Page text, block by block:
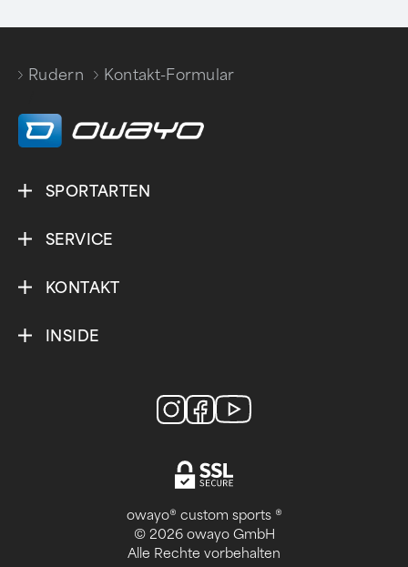
Rudern
Kontakt-Formular
SPORTARTEN
SERVICE
KONTAKT
INSIDE
owayo® custom sports ®
© 2026 owayo GmbH
Alle Rechte vorbehalten